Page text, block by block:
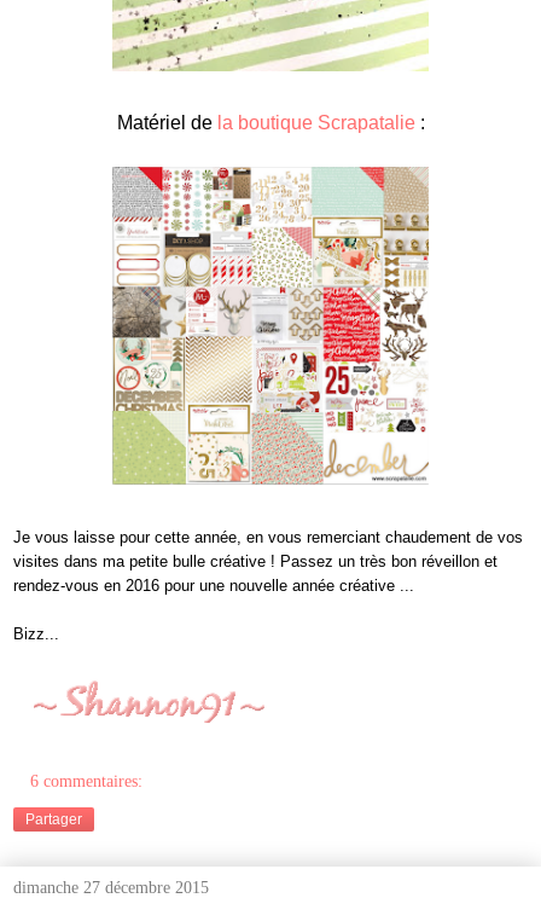
Matériel de la boutique Scrapatalie:
Je vous laisse pour cette année, en vous remerciant chaudement de vos
visites dans ma petite bulle créative ! Passez un très bon réveillon et
rendez-vous en 2016 pour une nouvelle année créative ...
Bizz...
6 commentaires:
Partager
dimanche 27 décembre 2015